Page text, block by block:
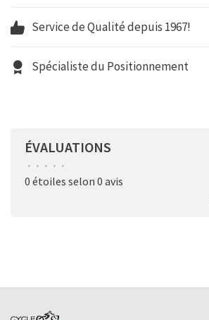
Service de Qualité depuis 1967!
Spécialiste du Positionnement
ÉVALUATIONS
• • • • •
0 étoiles selon 0 avis